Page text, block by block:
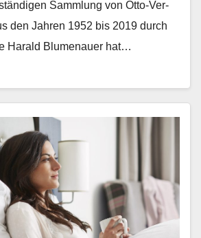
Samm­lung von Otto-Ver­
den Jahren 1952 bis 2019 durch
Har­ald Blu­me­nauer hat…